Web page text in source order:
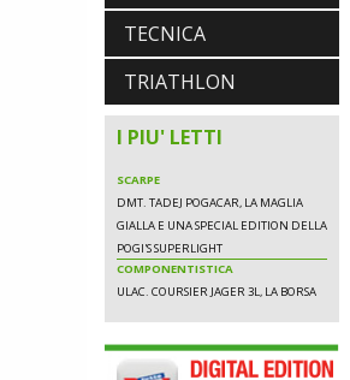
TECNICA
TRIATHLON
I PIU' LETTI
SCOPRIRE IL PRIMO PANTALONCINO
CON AIRBAG INTEGRATO
SCARPE
GIALLA E UNA SPECIAL EDITION DELLA
POGI'S SUPERLIGHT
COMPONENTISTICA
ULAC. COURSIER JAGER 3L, LA BORSA
AL MANUBRIO LEGGERA ED
ECONOMICA
ABBIGLIAMENTO
NALINI. APPUNTAMENTO A IBF PER
SCOPRIRE IL PRIMO PANTALONCINO